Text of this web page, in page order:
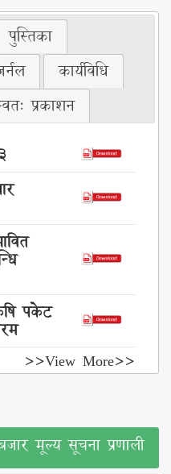
पुस्तिका
कार्यविधि
प्रकाशन
पकेट
>>View More>>
मूल्य सूचना प्रणाली